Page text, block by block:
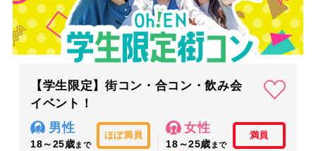
【学生限定】街コン・合コン・飲み会
イベント！
男性
18～25歳まで
ほぼ満員
女性
18～25歳 まで
満員